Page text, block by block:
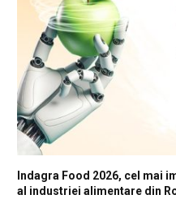
Indagra Food 2026, cel mai
al industriei alimentare din